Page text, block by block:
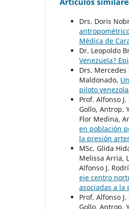
Drs. Doris
Médica de
Dr. Leopoldo
Venezuela?
Drs.
Maldonado,
piloto
Prof. Alfonso
Gollo, Antrop.
Flor Medina,
en población
la presión
MSc. Glida
Melissa Arria,
Alfonso J.
eje centro
asociadas a la
Prof. Alfonso
Gollo, Antrop.